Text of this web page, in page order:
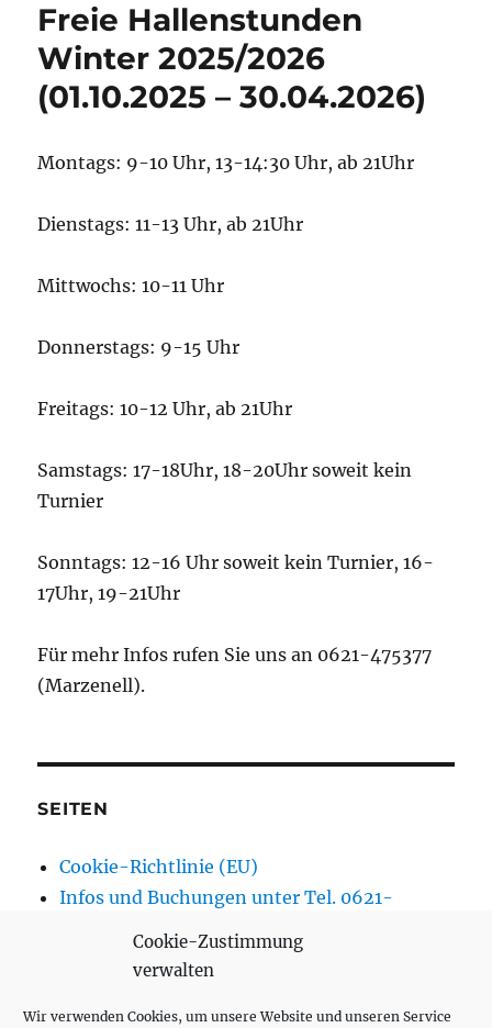
Cookie-Zustimmung
verwalten
Wir verwenden Cookies, um unsere Website und unseren Service
Freie Hallenstunden
Winter 2025/2026
(01.10.2025 – 30.04.2026)
Montags: 9-10 Uhr, 13-14:30 Uhr, ab 21Uhr
Dienstags: 11-13 Uhr, ab 21Uhr
Mittwochs: 10-11 Uhr
Donnerstags: 9-15 Uhr
Freitags: 10-12 Uhr, ab 21Uhr
Samstags: 17-18Uhr, 18-20Uhr soweit kein
Turnier
Sonntags: 12-16 Uhr soweit kein Turnier, 16-
17Uhr, 19-21Uhr
Für mehr Infos rufen Sie uns an 0621-475377
(Marzenell).
SEITEN
Cookie-Richtlinie (EU)
Infos und Buchungen unter Tel. 0621-
475377 (Marzenell)
Adresse & Anfahrt
Freie Hallenstunden Winter 2025/2026